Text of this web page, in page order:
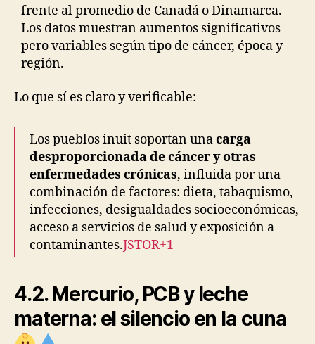
frente al promedio de Canadá o Dinamarca.
Los datos muestran aumentos significativos
pero variables según tipo de cáncer, época y
región.
Lo que sí es claro y verificable:
Los pueblos inuit soportan unacarga
desproporcionada de cáncer y otras
enfermedades crónicas, influida por una
combinación de factores: dieta, tabaquismo,
infecciones, desigualdades socioeconómicas,
acceso a servicios de salud y exposición a
contaminantes.JSTOR+1
4.2. Mercurio, PCB y leche
materna: el silencio en la cuna